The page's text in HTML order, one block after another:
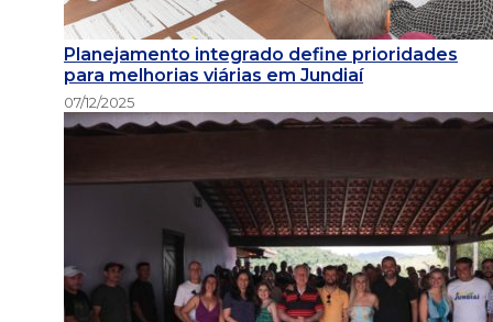
Planejamento integrado define prioridades
para melhorias viárias em Jundiaí
07/12/2025